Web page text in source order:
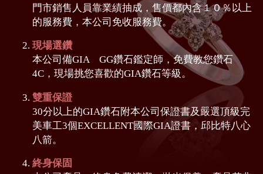
門市銷售人員靠業績抽成，售價都內含１０％以上
的服務費，本公司免收服務費。
現場選鑽
本公司備GIA GG鑽石鑑定師，免費教您鑽石
4C，現場挑您喜歡的GIA鑽石等級。
雙重保證
30分以上的GIA鑽石附本公司保證書及嚴選頂級完
美車工3個EXCELLENT國際GIA證書，邱比特八心
八箭。
終身保固